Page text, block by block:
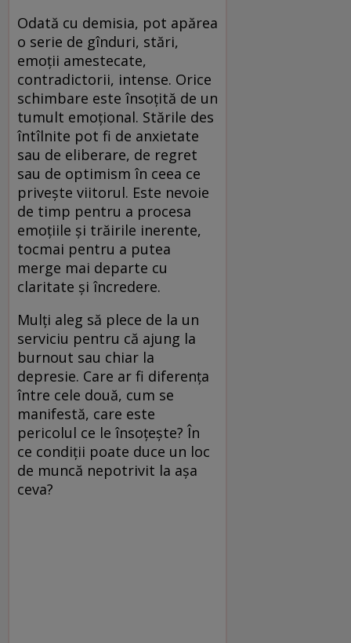
Odată cu demisia, pot apărea
o serie de gînduri, stări,
emoții amestecate,
contradictorii, intense. Orice
schimbare este însoțită de un
tumult emoțional. Stările des
întîlnite pot fi de anxietate
sau de eliberare, de regret
sau de optimism în ceea ce
privește viitorul. Este nevoie
de timp pentru a procesa
emoțiile și trăirile inerente,
tocmai pentru a putea
merge mai departe cu
claritate și încredere.
Mulți aleg să plece de la un
serviciu pentru că ajung la
burnout sau chiar la
depresie. Care ar fi diferența
între cele două, cum se
manifestă, care este
pericolul ce le însoțește? În
ce condiții poate duce un loc
de muncă nepotrivit la așa
ceva?